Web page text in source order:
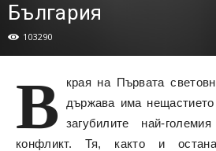
България
103290
В
края на Първата
държава има
загубилите най-
конфликт. Тя, както и